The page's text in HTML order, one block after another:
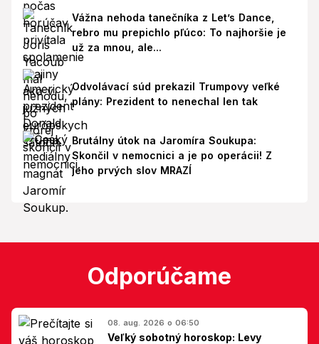
Vážna nehoda tanečníka z Let’s Dance,
rebro mu prepichlo pľúco: To najhoršie je
už za mnou, ale...
Odvolávací súd prekazil Trumpovy veľké
plány: Prezident to nenechal len tak
Brutálny útok na Jaromíra Soukupa:
Skončil v nemocnici a je po operácii! Z
jeho prvých slov MRAZÍ
Odporúčame
08. aug. 2026 o 06:50
Veľký sobotný horoskop: Levy